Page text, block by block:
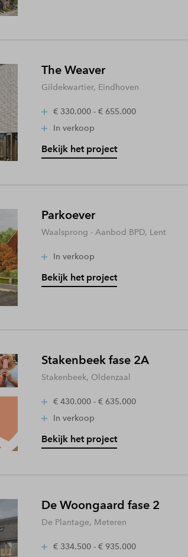
The Weaver
Gildekwartier, Eindhoven
€ 330.000 - € 655.000
In verkoop
Bekijk het project
Parkoever
Waalsprong - Aanbod BPD, Lent
In verkoop
Bekijk het project
Stakenbeek fase 2A
Stakenbeek, Oldenzaal
€ 430.000 - € 635.000
In verkoop
Bekijk het project
De Woongaard fase 2
De Plantage, Meteren
€ 334.500 - € 935.000